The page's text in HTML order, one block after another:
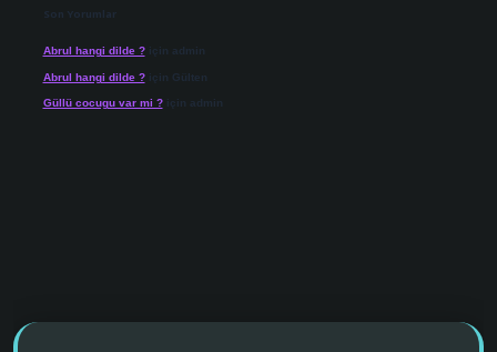
Son Yorumlar
Abrul hangi dilde ?için admin
Abrul hangi dilde ?için Gülten
Güllü cocugu var mi ?için admin